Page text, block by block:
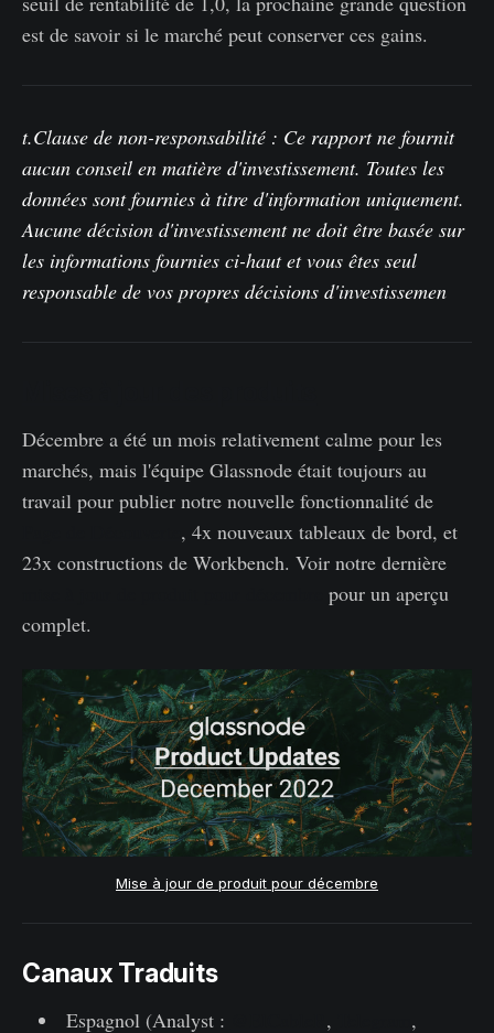
est de savoir si le marché peut conserver ces gains.
t.Clause de non-responsabilité : Ce rapport ne fournit
aucun conseil en matière d'investissement. Toutes les
données sont fournies à titre d'information uniquement.
Aucune décision d'investissement ne doit être basée sur
les informations fournies ci-haut et vous êtes seul
responsable de vos propres décisions d'investissemen
Décembre a été un mois relativement calme pour les
marchés, mais l'équipe Glassnode était toujours au
travail pour publier notre nouvelle fonctionnalité de
, 4x nouveaux tableaux de bord, et
23x constructions de Workbench. Voir notre dernière
pour un aperçu
complet.
Mise à jour de produit pour décembre
Canaux Traduits
Espagnol (Analyst : ,
,